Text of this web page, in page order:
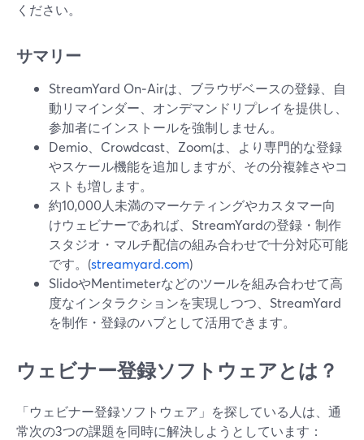
ください。
サマリー
StreamYard On‑Airは、ブラウザベースの登録、自
動リマインダー、オンデマンドリプレイを提供し、
参加者にインストールを強制しません。
Demio、Crowdcast、Zoomは、より専門的な登録
やスケール機能を追加しますが、その分複雑さやコ
ストも増します。
約10,000人未満のマーケティングやカスタマー向
けウェビナーであれば、StreamYardの登録・制作
スタジオ・マルチ配信の組み合わせで十分対応可能
です。(streamyard.com)
SlidoやMentimeterなどのツールを組み合わせて高
度なインタラクションを実現しつつ、StreamYard
を制作・登録のハブとして活用できます。
ウェビナー登録ソフトウェアとは？
「ウェビナー登録ソフトウェア」を探している人は、通
常次の3つの課題を同時に解決しようとしています：